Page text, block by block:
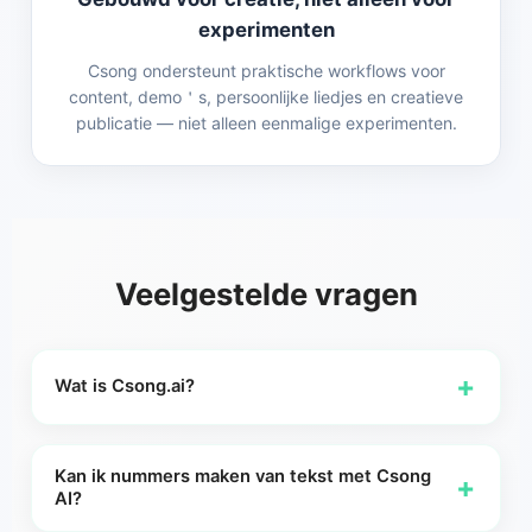
experimenten
Csong ondersteunt praktische workflows voor
content, demo＇s, persoonlijke liedjes en creatieve
publicatie — niet alleen eenmalige experimenten.
Veelgestelde vragen
Wat is Csong.ai? +
je helpt originele nummers te maken van tekst, songteksten
en ideeën. Csong AI is ontworpen voor snelle creatie,
Kan ik nummers maken van tekst met Csong
AI?
+